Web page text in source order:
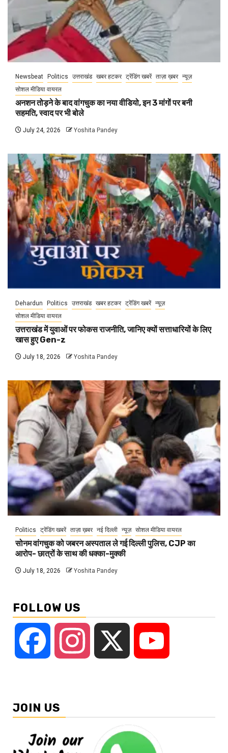
Newsbeat Politics उत्तराखंड खबर हटकर ट्रेंडिंग खबरें ताज़ा ख़बर न्यूज़
सोशल मीडिया वायरल
अनशन तोड़ने के बाद वांगचुक का नया वीडियो, इन 3 मांगों पर बनी
सहमति, स्वाद पर भी बोले
July 24, 2026 Yoshita Pandey
Dehardun Politics उत्तराखंड खबर हटकर ट्रेंडिंग खबरें न्यूज़
सोशल मीडिया वायरल
उत्तराखंड में युवाओं पर फोकस राजनीति, जानिए क्यों सत्ताधारियों के लिए
खास हुए Gen-z
July 18, 2026 Yoshita Pandey
Politics ट्रेंडिंग खबरें ताज़ा ख़बर नई दिल्ली न्यूज़ सोशल मीडिया वायरल
सोनम वांगचुक को जबरन अस्पताल ले गई दिल्ली पुलिस, CJP का
आरोप- छात्रों के साथ की धक्का-मुक्की
July 18, 2026 Yoshita Pandey
FOLLOW US
Facebook Instagram
JOIN US